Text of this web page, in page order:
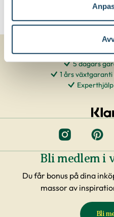
5 dagars
1 års
Bli medlem i
Du får bonus på dina
massor av
Bli